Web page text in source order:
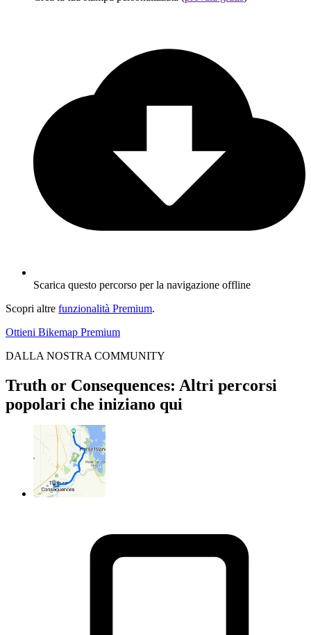
Scarica questo percorso per la navigazione offline
Scopri altre funzionalità Premium.
Ottieni Bikemap Premium
DALLA NOSTRA COMMUNITY
Truth or Consequences: Altri percorsi
popolari che iniziano qui